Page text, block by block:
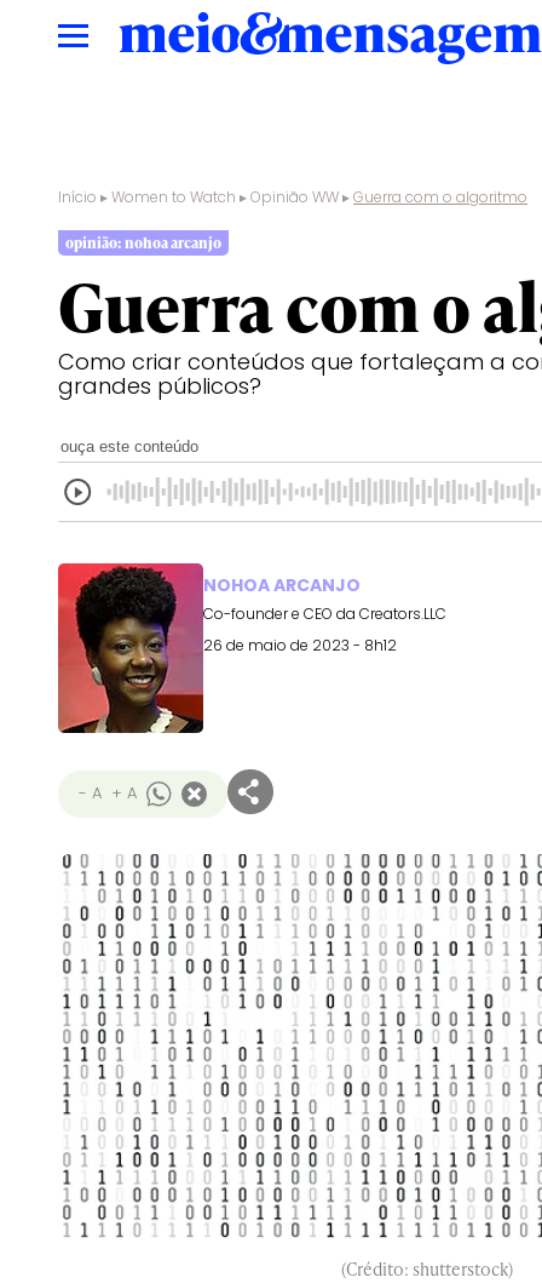
Início ▸Women to Watch ▸Opinião WW▸Guerra com o algoritmo
opinião: nohoa arcanjo
Guerra com o
Como criar conteúdos que fortaleçam a
grandes públicos?
ouça este conteúdo
NOHOA ARCANJO
Co-founder e CEO da Creators.LLC
26 de maio de 2023 - 8h12
- A + A
(Crédito: shutterstock)